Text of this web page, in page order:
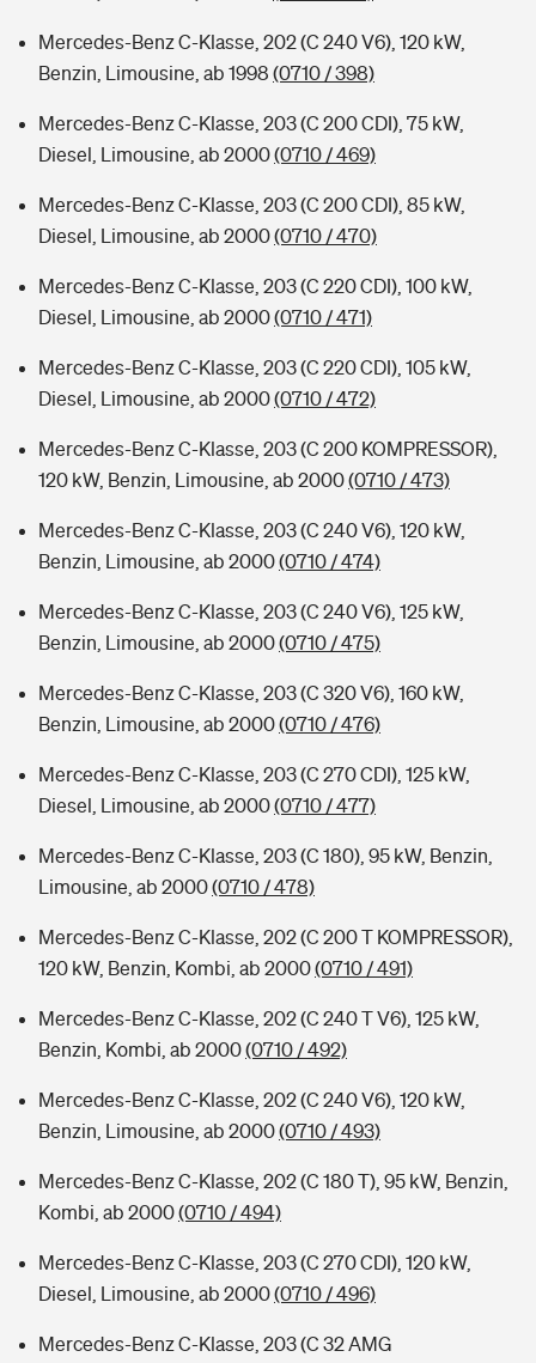
Mercedes-Benz C-Klasse, 202 (C 240 V6), 120 kW,
Benzin, Limousine, ab 1998 (0710 / 398)
Mercedes-Benz C-Klasse, 203 (C 200 CDI), 75 kW,
Diesel, Limousine, ab 2000(0710 / 469)
Mercedes-Benz C-Klasse, 203 (C 200 CDI), 85 kW,
Diesel, Limousine, ab 2000(0710 / 470)
Mercedes-Benz C-Klasse, 203 (C 220 CDI), 100 kW,
Diesel, Limousine, ab 2000(0710 / 471)
Mercedes-Benz C-Klasse, 203 (C 220 CDI), 105 kW,
Diesel, Limousine, ab 2000(0710 / 472)
Mercedes-Benz C-Klasse, 203 (C 200 KOMPRESSOR),
120 kW, Benzin, Limousine, ab 2000(0710 / 473)
Mercedes-Benz C-Klasse, 203 (C 240 V6), 120 kW,
Benzin, Limousine, ab 2000(0710 / 474)
Mercedes-Benz C-Klasse, 203 (C 240 V6), 125 kW,
Benzin, Limousine, ab 2000(0710 / 475)
Mercedes-Benz C-Klasse, 203 (C 320 V6), 160 kW,
Benzin, Limousine, ab 2000(0710 / 476)
Mercedes-Benz C-Klasse, 203 (C 270 CDI), 125 kW,
Diesel, Limousine, ab 2000(0710 / 477)
Mercedes-Benz C-Klasse, 203 (C 180), 95 kW, Benzin,
Limousine, ab 2000(0710 / 478)
Mercedes-Benz C-Klasse, 202 (C 200 T KOMPRESSOR),
120 kW, Benzin, Kombi, ab 2000(0710 / 491)
Mercedes-Benz C-Klasse, 202 (C 240 T V6), 125 kW,
Benzin, Kombi, ab 2000(0710 / 492)
Mercedes-Benz C-Klasse, 202 (C 240 V6), 120 kW,
Benzin, Limousine, ab 2000(0710 / 493)
Mercedes-Benz C-Klasse, 202 (C 180 T), 95 kW, Benzin,
Kombi, ab 2000(0710 / 494)
Mercedes-Benz C-Klasse, 203 (C 270 CDI), 120 kW,
Diesel, Limousine, ab 2000(0710 / 496)
Mercedes-Benz C-Klasse, 203 (C 32 AMG